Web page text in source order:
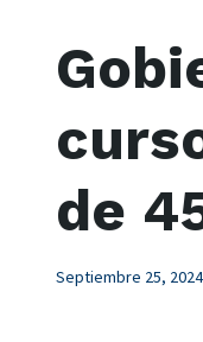
de
Septiembre 25, 2024